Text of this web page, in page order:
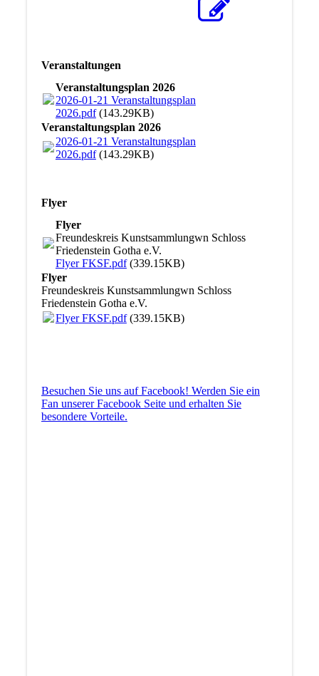
Veranstaltungen
Veranstaltungsplan 2026
2026-01-21 Veranstaltungsplan
2026.pdf(143.29KB)
Veranstaltungsplan 2026
2026-01-21 Veranstaltungsplan
2026.pdf(143.29KB)
Flyer
Flyer
Freundeskreis Kunstsammlungwn Schloss
Friedenstein Gotha e.V.
Flyer FKSF.pdf(339.15KB)
Flyer
Freundeskreis Kunstsammlungwn Schloss
Friedenstein Gotha e.V.
Flyer FKSF.pdf(339.15KB)
Besuchen Sie uns auf Facebook! Werden Sie ein
Fan unserer Facebook Seite und erhalten Sie
besondere Vorteile.